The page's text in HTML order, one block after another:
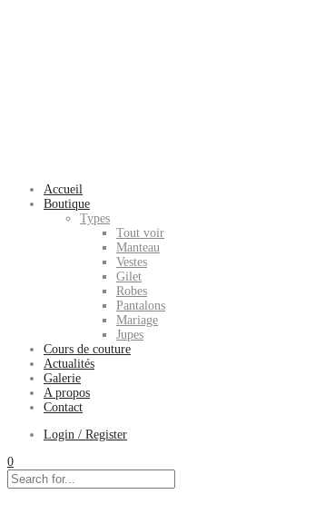
Accueil
Boutique
Types
Tout voir
Manteau
Vestes
Gilet
Robes
Pantalons
Mariage
Jupes
Cours de couture
Actualités
Galerie
A propos
Contact
Login / Register
0